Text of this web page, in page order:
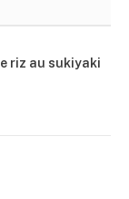
riz au sukiyaki